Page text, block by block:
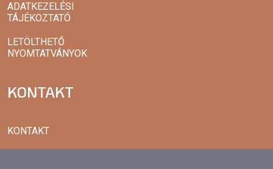
ADATKEZELÉSI
TÁJÉKOZTATÓ
LETÖLTHETŐ
NYOMTATVÁNYOK
KONTAKT
KONTAKT